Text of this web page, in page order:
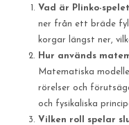
Vad är Plinko-
ner från ett bräde
korgar längst ner,
Hur används
Matematiska
rörelser och
och fysikaliska
Vilken roll spelar